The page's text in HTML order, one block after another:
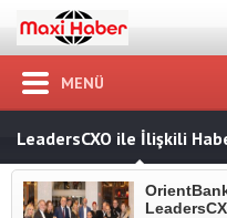
MENÜ
LeadersCXO ile İlişkili